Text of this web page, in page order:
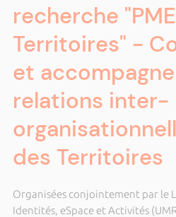
recherche
Territoires" -
et
relations inter-
des Territoires
Organisées conjointement par le
Identités, eSpace et Activités